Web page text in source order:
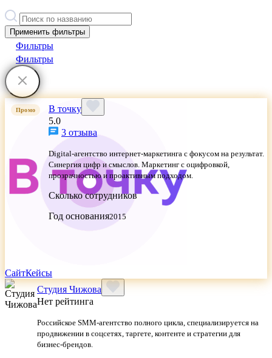
Применить фильтры
Фильтры
Фильтры
Промо
В точку
5.0
3 отзыва
Digital-агентство интернет-маркетинга с фокусом на результат.
Синергия цифр и смыслов. Маркетинг с оцифровкой,
прозрачностью и проактивным подходом.
Сколько сотрудников
Год основания2015
СайтКейсы
Студия Чижова
Нет рейтинга
Российское SMM-агентство полного цикла, специализируется на
продвижении в соцсетях, таргете, контенте и стратегии для
бизнес-брендов.